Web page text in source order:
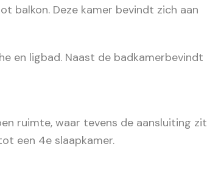
balkon. Deze kamer bevindt zich aan
en ligbad. Naast de badkamerbevindt
ruimte, waar tevens de aansluiting zit
een 4e slaapkamer.